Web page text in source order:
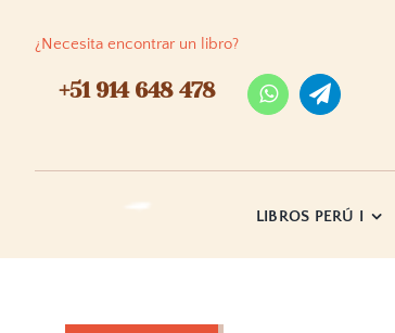
content
¿Necesita encontrar un libro?
+51 914 648 478
LIBROS PERÚ I